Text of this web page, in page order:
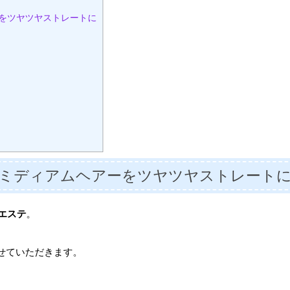
ツヤツヤストレートに
ディアムヘアーをツヤツヤストレートに
ステ。
いただきます。